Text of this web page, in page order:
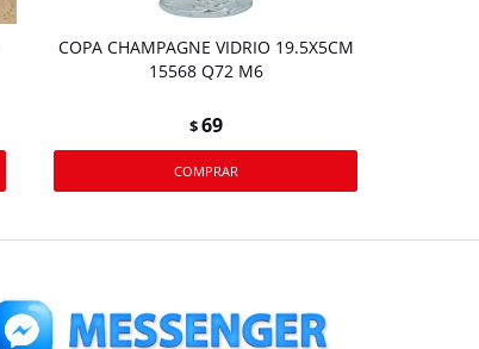
COPA CHAMPAGNE VIDRIO 19.5X5CM
15568 Q72 M6
$69